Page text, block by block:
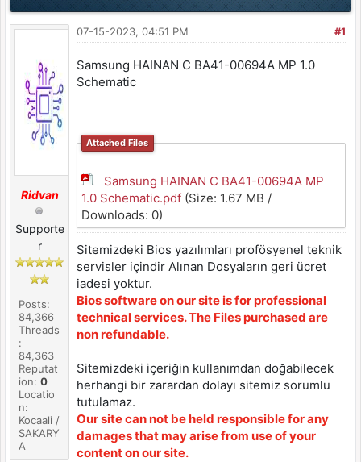
Ridvan
Supporte
r
Posts:
84,366
Threads
:
84,363
Reputat
ion:0
Locatio
n:
Kocaali /
SAKARY
A
#1
07-15-2023, 04:51 PM
Samsung HAINAN C BA41-00694A MP 1.0
Schematic
Attached Files
Samsung HAINAN C BA41-00694A MP
1.0 Schematic.pdf(Size: 1.67 MB /
Downloads: 0)
Sitemizdeki Bios yazılımları profösyenel teknik
servisler içindir Alınan Dosyaların geri ücret
iadesi yoktur.
Bios software on our site is for professional
technical services. The Files purchased are
non refundable.
Sitemizdeki içeriğin kullanımdan doğabilecek
herhangi bir zarardan dolayı sitemiz sorumlu
tutulamaz.
Our site can not be held responsible for any
damages that may arise from use of your
content on our site.